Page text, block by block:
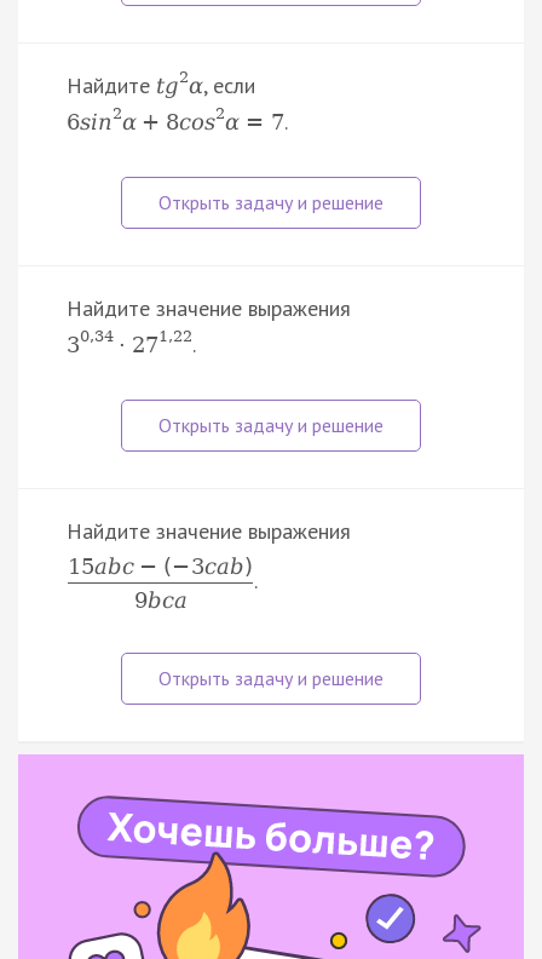
Найдите tg2α, если
6sin 2α + 8cos2α = 7.
Найдите значение выражения
30,34 ⋅ 271 ,22.
Найдите значение выражения
15abc − (−3cab)
9bca
.